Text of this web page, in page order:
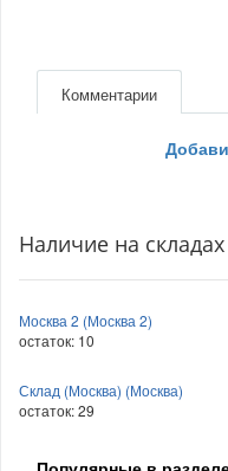
Комментарии
Наличие на складах
Москва 2 (Москва 2)
остаток: 10
Склад (Москва) (Москва)
остаток:29